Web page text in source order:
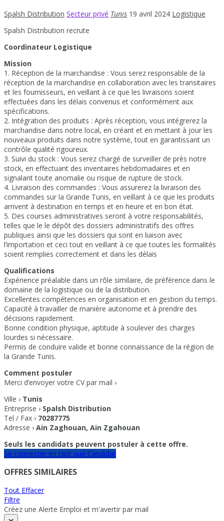
Spalsh Distribution Secteur privé Tunis 19 avril 2024 Logistique
Spalsh Distribution recrute
Coordinateur Logistique
Mission
1. Réception de la marchandise : Vous serez responsable de la
réception de la marchandise en collaboration avec les transitaires
et les fournisseurs, en veillant à ce que les livraisons soient
effectuées dans les délais convenus et conformément aux
spécifications.
2. Intégration des produits : Après réception, vous intégrerez la
marchandise dans notre local, en créant et en mettant à jour les
nouveaux produits dans notre système, tout en garantissant un
contrôle qualité rigoureux.
3. Suivi du stock : Vous serez chargé de surveiller de près notre
stock, en effectuant des inventaires hebdomadaires et en
signalant toute anomalie ou risque de rupture de stock.
4. Livraison des commandes : Vous assurerez la livraison des
commandes sur la Grande Tunis, en veillant à ce que les produits
arrivent à destination en temps et en heure et en bon état.
5. Des courses administratives seront à votre responsabilités,
telles que le le dépôt des dossiers administratifs des offres
publiques ainsi que les dossiers qui sont en liaison avec
l’importation et ceci tout en veillant à ce que toutes les formalités
soient remplies correctement et dans les délais
Qualifications
Expérience préalable dans un rôle similaire, de préférence dans le
domaine de la logistique ou de la distribution.
Excellentes compétences en organisation et en gestion du temps.
Capacité à travailler de manière autonome et à prendre des
décisions rapidement.
Bonne condition physique, aptitude à soulever des charges
lourdes si nécessaire.
Permis de conduire valide et bonne connaissance de la région de
la Grande Tunis.
Comment postuler
Merci d’envoyer votre CV par mail ›
Ville › Tunis
Entreprise › Spalsh Distribution
Tel / Fax › 70287775
Adresse › Ain Zaghouan, Ain Zgahouan
Seuls les candidats peuvent postuler à cette offre.
Se connecter en tant que Candidat
OFFRES SIMILAIRES
Tout Effacer
Filtre
Créez une Alerte Emploi et m'avertir par mail